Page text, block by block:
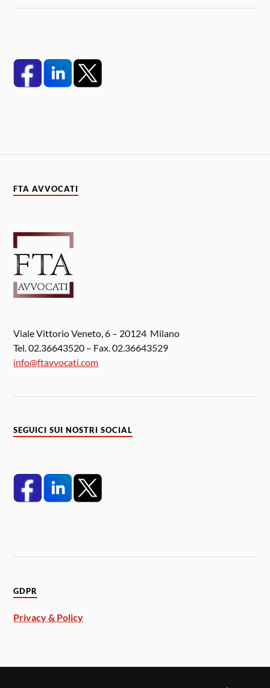
FTA AVVOCATI
Viale Vittorio Veneto, 6 – 20124 Milano
Tel. 02.36643520 – Fax. 02.36643529
info@ftavvocati.com
SEGUICI SUI NOSTRI SOCIAL
GDPR
Privacy & Policy